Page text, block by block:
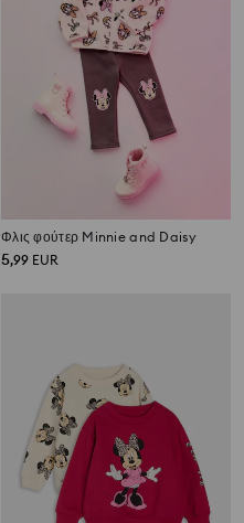
Φλις φούτερ Minnie and Daisy
5,99 EUR